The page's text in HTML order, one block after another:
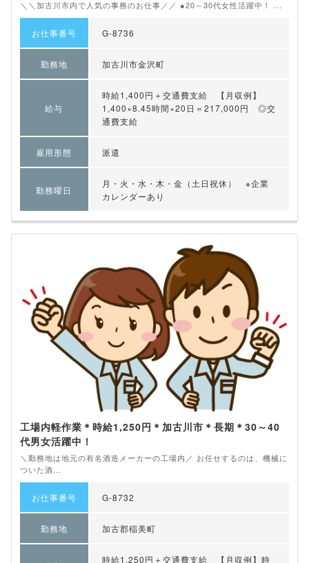
＼＼加古川市内で人気の事務のお仕事／／ ●20～30代女性活躍中！ ...
お仕事番号 G-8736
勤務地 加古川市金沢町
給与
時給1,400円＋交通費支給 【月収例】
1,400×8.45時間×20日＝217,000円 ◎交
通費支給
雇用形態 派遣
勤務曜日
月・火・水・木・金（土日祝休） ※企業
カレンダーあり
工場内軽作業＊時給1,250円＊加古川市＊長期＊30～40
代男女活躍中！
＼勤務地は地元の有名酒造メーカーの工場内／ お任せするのは、機械に
ついた酒...
お仕事番号 G-8732
勤務地 加古郡稲美町
時給1,250円＋交通費支給 【月収例】時